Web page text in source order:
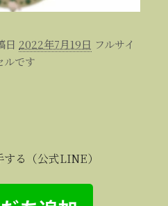
日 2022年7月19日 フルサイ
ルです
る（公式LINE）